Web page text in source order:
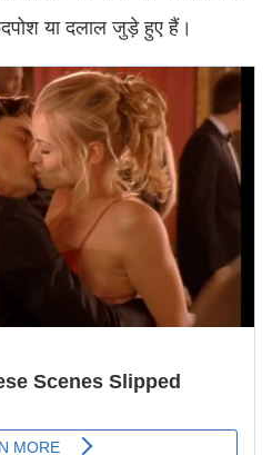
या दलाल जुड़े हुए हैं।